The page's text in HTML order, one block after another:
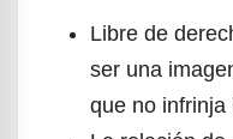
Libre de
ser una
que no infrinja